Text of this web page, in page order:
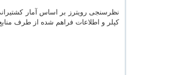
نظرسنجی رویترز بر اساس آمار
کپلر و اطلاعات فراهم شده از طرف